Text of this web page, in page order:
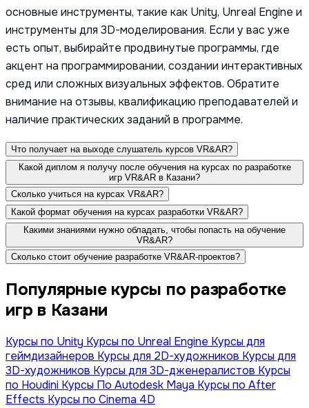
основные инструменты, такие как Unity, Unreal Engine и
инструменты для 3D-моделирования. Если у вас уже
есть опыт, выбирайте продвинутые программы, где
акцент на программировании, создании интерактивных
сред или сложных визуальных эффектов. Обратите
внимание на отзывы, квалификацию преподавателей и
наличие практических заданий в программе.
Что получает на выходе слушатель курсов VR&AR?
Какой диплом я получу после обучения на курсах по разработке
игр VR&AR в Казани?
Сколько учиться на курсах VR&AR?
Какой формат обучения на курсах разработки VR&AR?
Какими знаниями нужно обладать, чтобы попасть на обучение
VR&AR?
Сколько стоит обучение разработке VR&AR-проектов?
Популярные курсы по разработке
игр в Казани
Курсы по Unity Курсы по Unreal Engine Курсы для
геймдизайнеров Курсы для 2D-художников Курсы для
3D-художников Курсы для 3D-дженералистов Курсы
по Houdini Курсы По Autodesk Maya Курсы по After
Effects Курсы по Cinema 4D